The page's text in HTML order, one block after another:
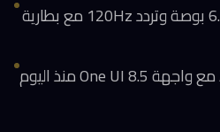
شاشة AMOLED بقياس 6.7 بوصة وتردد 120Hz مع بطارية
سيعمل بنظام Android 16 مع واجهة One UI 8.5 منذ اليوم